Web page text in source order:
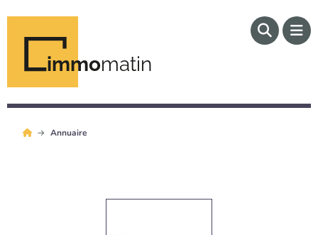
immomatin
Annuaire